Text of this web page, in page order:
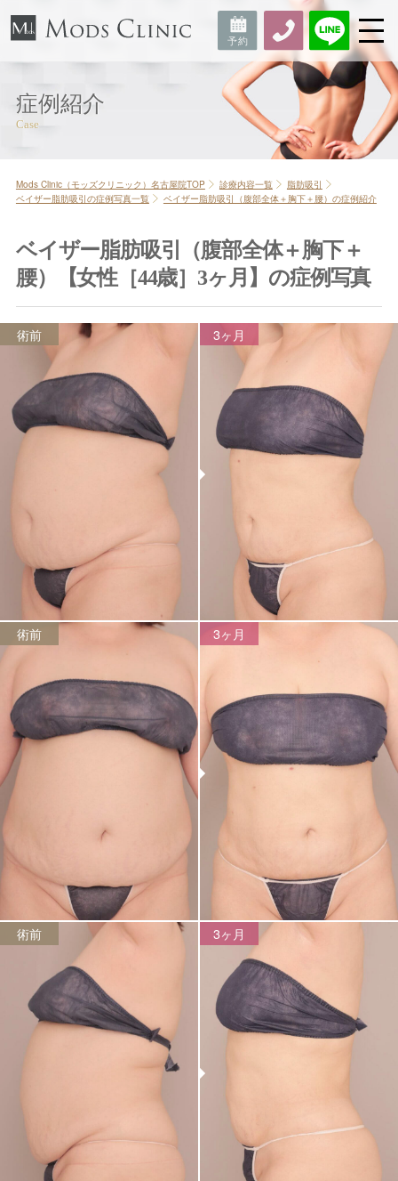
症例紹介
Mods Clinic（モッズクリニック）名古屋院TOP 診療内容一覧
脂肪吸引
ベイザー脂肪吸引の症例写真一覧
ベイザー脂肪吸引（腹部全体＋胸下＋腰）の症例紹介
ベイザー脂肪吸引（腹部全体＋胸下＋
腰）【女性［44歳］3ヶ月】の症例写真
術前 3ヶ月
術前 3ヶ月
術前 3ヶ月